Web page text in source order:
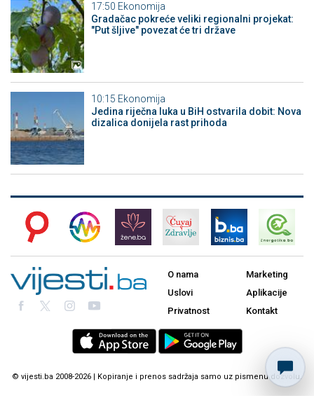
17:50 Ekonomija
Gradačac pokreće veliki regionalni projekat:
"Put šljive" povezat će tri države
10:15 Ekonomija
Jedina riječna luka u BiH ostvarila dobit: Nova
dizalica donijela rast prihoda
O nama
Uslovi
Privatnost
Marketing
Aplikacije
Kontakt
© vijesti.ba 2008-2026 | Kopiranje i prenos sadržaja samo uz pismenu dozvolu.